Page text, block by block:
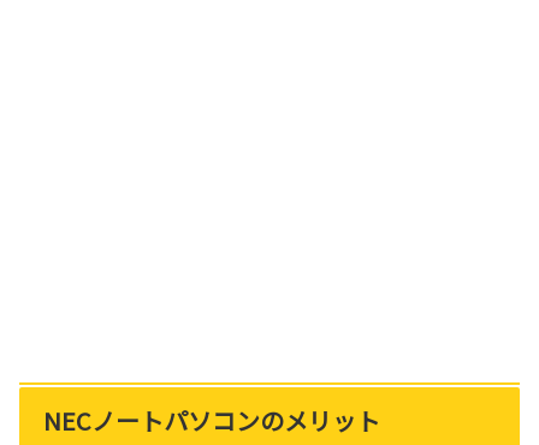
NECノートパソコンのメリット